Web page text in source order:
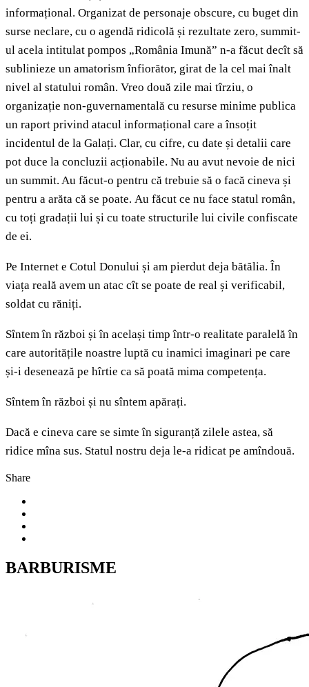
informațional. Organizat de personaje obscure, cu buget din
surse neclare, cu o agendă ridicolă și rezultate zero, summit-
ul acela intitulat pompos „România Imună” n-a făcut decît să
sublinieze un amatorism înfiorător, girat de la cel mai înalt
nivel al statului român. Vreo două zile mai tîrziu, o
organizație non-guvernamentală cu resurse minime publica
un raport privind atacul informațional care a însoțit
incidentul de la Galați. Clar, cu cifre, cu date și detalii care
pot duce la concluzii acționabile. Nu au avut nevoie de nici
un summit. Au făcut-o pentru că trebuie să o facă cineva și
pentru a arăta că se poate. Au făcut ce nu face statul român,
cu toți gradații lui și cu toate structurile lui civile confiscate
de ei.
Pe Internet e Cotul Donului și am pierdut deja bătălia. În
viața reală avem un atac cît se poate de real și verificabil,
soldat cu răniți.
Sîntem în război și în același timp într-o realitate paralelă în
care autoritățile noastre luptă cu inamici imaginari pe care
și-i desenează pe hîrtie ca să poată mima competența.
Sîntem în război și nu sîntem apărați.
Dacă e cineva care se simte în siguranță zilele astea, să
ridice mîna sus. Statul nostru deja le-a ridicat pe amîndouă.
Share
BARBURISME